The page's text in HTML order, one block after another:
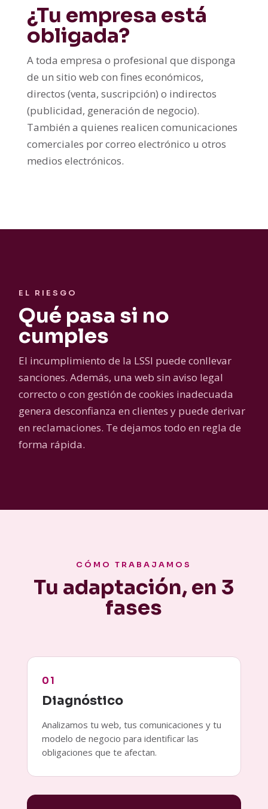
¿Tu empresa está
obligada?
A toda empresa o profesional que disponga
de un sitio web con fines económicos,
directos (venta, suscripción) o indirectos
(publicidad, generación de negocio).
También a quienes realicen comunicaciones
comerciales por correo electrónico u otros
medios electrónicos.
EL RIESGO
Qué pasa si no
cumples
El incumplimiento de la LSSI puede conllevar
sanciones. Además, una web sin aviso legal
correcto o con gestión de cookies inadecuada
genera desconfianza en clientes y puede derivar
en reclamaciones. Te dejamos todo en regla de
forma rápida.
CÓMO TRABAJAMOS
Tu adaptación, en 3
fases
01
Diagnóstico
Analizamos tu web, tus comunicaciones y tu
modelo de negocio para identificar las
obligaciones que te afectan.